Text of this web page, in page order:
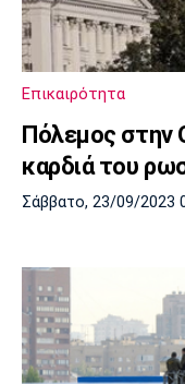
Επικαιρότητα
Πόλεμος στην
καρδιά του
Σάββατο, 23/09/2023